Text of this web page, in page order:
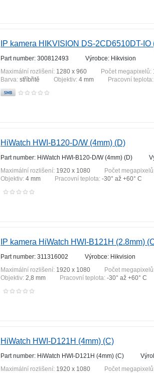
IP kamera HIKVISION DS-2CD6510DT-IO
Part number: 300812493
Výrobce: Hikvision
Maximální rozlišení: 1280 x 960 Počet megapixelů:
Barva: stříbřitě Objektiv: 4 mm Pracovní teplota:
HiWatch HWI-B120-D/W (4mm) (D)
Part number: HiWatch HWI-B120-D/W (4mm) (D)
Maximální rozlišení: 1920 x 1080 Počet
Objektiv: 4 mm Pracovní teplota: -30° až +60° C
IP kamera HiWatch HWI-B121H (2.8mm)
Part number: 311316002
Výrobce: Hikvision
Maximální rozlišení: 1920 x 1080 Počet
Objektiv: 2,8 mm Pracovní teplota: -30° až +60° C
HiWatch HWI-D121H (4mm) (C)
Part number: HiWatch HWI-D121H (4mm) (C)
Maximální rozlišení: 1920 x 1080 Počet